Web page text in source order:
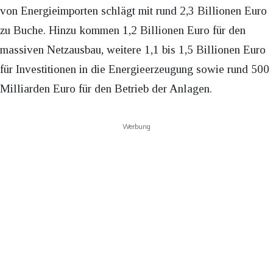
von Energieimporten schlägt mit rund 2,3 Billionen Euro
zu Buche. Hinzu kommen 1,2 Billionen Euro für den
massiven Netzausbau, weitere 1,1 bis 1,5 Billionen Euro
für Investitionen in die Energieerzeugung sowie rund 500
Milliarden Euro für den Betrieb der Anlagen.
Werbung